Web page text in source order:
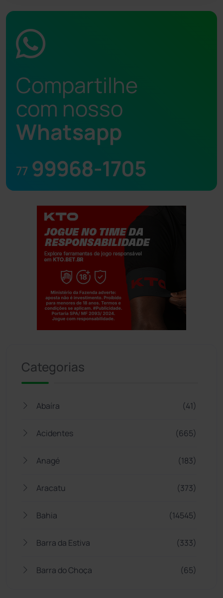
Compartilhe
com nosso
Whatsapp
77 99968-1705
Categorias
Abaíra (41)
Acidentes (665)
Anagé (183)
Aracatu (373)
Bahia (14545)
Barra da Estiva (333)
Barra do Choça (65)